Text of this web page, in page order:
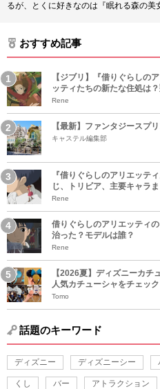
るが、とくに好きなのは『眠れる森の美
おすすめ記事
【ジブリ】『借りぐらしの
ッティたちの新たな住処は
Rene
【最新】ファンタジースプ
キャステル編集部
『借りぐらしのアリエッテ
じ、トリビア、主要キャラま
Rene
借りぐらしのアリエッティ
治った？モデルは誰？
Rene
【2026夏】ディズニーカチ
人気カチューシャをチェック
Tomo
話題のキーワード
ディズニー ディズニーシー
くし バー アトラクション